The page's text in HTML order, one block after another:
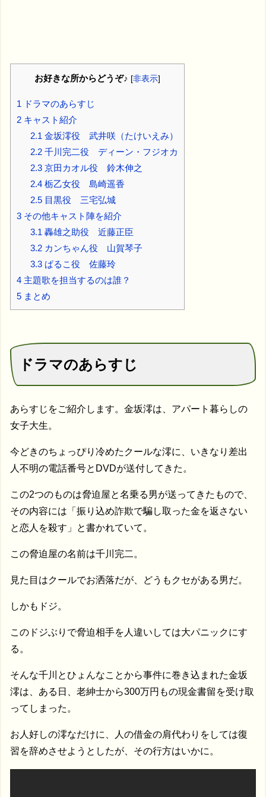
お好きな所からどうぞ♪ [非表示]
1 ドラマのあらすじ
2 キャスト紹介
2.1 金坂澪役 武井咲（たけいえみ）
2.2千川完二役 ディーン・フジオカ
2.3京田カオル役 鈴木伸之
2.4栃乙女役 島崎遥香
2.5目黒役 三宅弘城
3 その他キャスト陣を紹介
3.1 轟雄之助役 近藤正臣
3.2カンちゃん役 山賀琴子
3.3ぱるこ役 佐藤玲
4 主題歌を担当するのは誰？
5 まとめ
ドラマのあらすじ
あらすじをご紹介します。金坂澪は、アパート暮らしの
女子大生。
今どきのちょっぴり冷めたクールな澪に、いきなり差出
人不明の電話番号とDVDが送付してきた。
この2つのものは脅迫屋と名乗る男が送ってきたもので、
その内容には「振り込め詐欺で騙し取った金を返さない
と恋人を殺す」と書かれていて。
この脅迫屋の名前は千川完二。
見た目はクールでお洒落だが、どうもクセがある男だ。
しかもドジ。
このドジぶりで脅迫相手を人違いしては大パニックにす
る。
そんな千川とひょんなことから事件に巻き込まれた金坂
澪は、ある日、老紳士から300万円もの現金書留を受け取
ってしまった。
お人好しの澪なだけに、人の借金の肩代わりをしては復
習を辞めさせようとしたが、その行方はいかに。